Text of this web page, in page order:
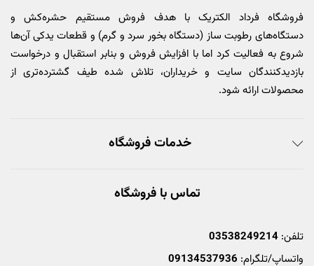
فروشگاه فرداد الکتریک با هدف فروش مستقیم حشره‌کش و
دستگاه‌های رطوبت ساز (دستگاه بخور سرد و گرم) و قطعات یدکی آن‌ها
شروع به فعالیت کرد اما با افزایش فروش و بنابر استقبال و درخواست
بازدیدکنندگان سایت و خریداران، تلاش شده طیف گشترده‌تری از
محصولات ارائه شود.
خدمات فروشگاه
تماس با فروشگاه
تلفن: 03538249214
واتساپ/تلگرام: 09134537936